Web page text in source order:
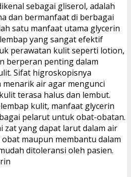
sebagai gliserol, adalah
dan bermanfaat di berbagai
satu manfaat utama glycerin
yang sangat efektif
perawatan kulit seperti lotion,
berperan penting dalam
Sifat higroskopisnya
air agar mengunci
terasa halus dan lembut.
kulit, manfaat glycerin
pelarut untuk obat-obatan.
zat yang dapat larut dalam air
maupun membantu dalam
ditoleransi oleh pasien.